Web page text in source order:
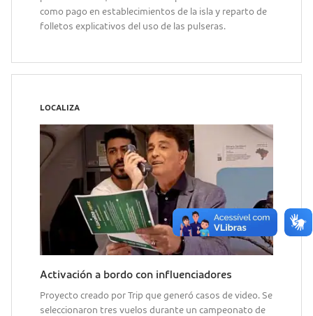
como pago en establecimientos de la isla y reparto de
folletos explicativos del uso de las pulseras.
LOCALIZA
Activación a bordo con influenciadores
Proyecto creado por Trip que generó casos de video. Se
seleccionaron tres vuelos durante un campeonato de